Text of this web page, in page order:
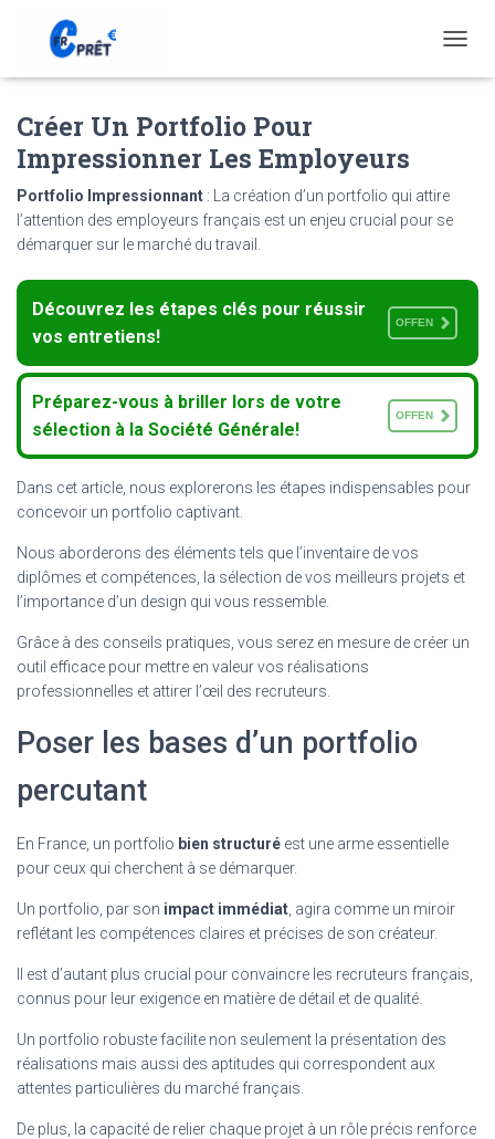
O
T
N
Créer Un Portfolio Pour
Impressionner Les Employeurs
Portfolio Impressionnant : La création d’un portfolio qui attire
l’attention des employeurs français est un enjeu crucial pour se
démarquer sur le marché du travail.
Découvrez les étapes clés pour réussir
vos entretiens!
OFFEN
Préparez-vous à briller lors de votre
sélection à la Société Générale!
OFFEN
Dans cet article, nous explorerons les étapes indispensables pour
concevoir un portfolio captivant.
Nous aborderons des éléments tels que l’inventaire de vos
diplômes et compétences, la sélection de vos meilleurs projets et
l’importance d’un design qui vous ressemble.
Grâce à des conseils pratiques, vous serez en mesure de créer un
outil efficace pour mettre en valeur vos réalisations
professionnelles et attirer l’œil des recruteurs.
Poser les bases d’un portfolio
percutant
En France, un portfolio bien structuré est une arme essentielle
pour ceux qui cherchent à se démarquer.
Un portfolio, par son impact immédiat , agira comme un miroir
reflétant les compétences claires et précises de son créateur.
Il est d’autant plus crucial pour convaincre les recruteurs français,
connus pour leur exigence en matière de détail et de qualité.
Un portfolio robuste facilite non seulement la présentation des
réalisations mais aussi des aptitudes qui correspondent aux
attentes particulières du marché français.
De plus, la capacité de relier chaque projet à un rôle précis renforce